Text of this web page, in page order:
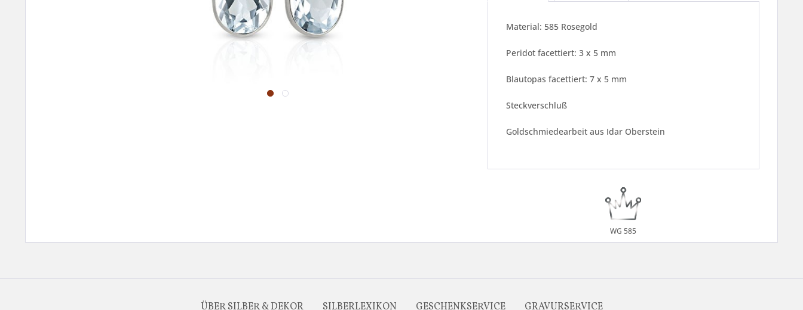
Material: 585 Rosegold
Peridot facettiert: 3 x 5 mm
Blautopas facettiert: 7 x 5 mm
Steckverschluß
Goldschmiedearbeit aus Idar Oberstein
WG 585
ÜBER SILBER & DEKOR SILBERLEXIKON GESCHENKSERVICE GRAVURSERVICE